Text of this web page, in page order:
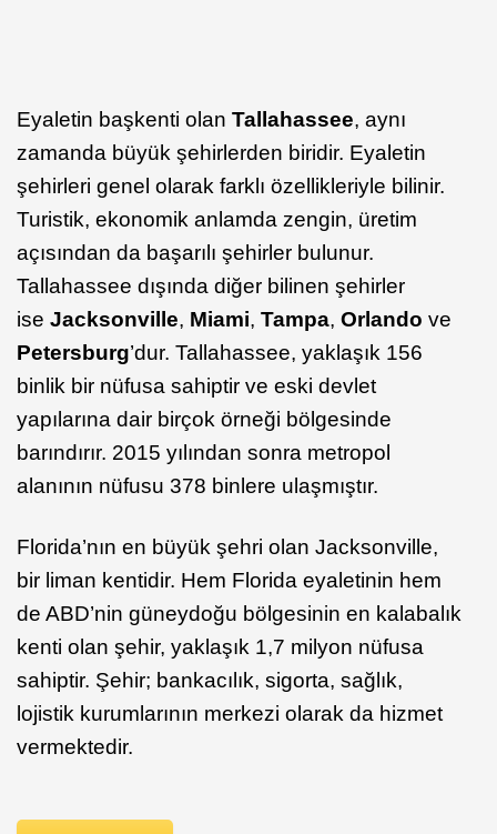
Eyaletin başkenti olan Tallahassee, aynı
zamanda büyük şehirlerden biridir. Eyaletin
şehirleri genel olarak farklı özellikleriyle bilinir.
Turistik, ekonomik anlamda zengin, üretim
açısından da başarılı şehirler bulunur.
Tallahassee dışında diğer bilinen şehirler
ise Jacksonville, Miami, Tampa, Orlando ve
Petersburg’dur. Tallahassee, yaklaşık 156
binlik bir nüfusa sahiptir ve eski devlet
yapılarına dair birçok örneği bölgesinde
barındırır. 2015 yılından sonra metropol
alanının nüfusu 378 binlere ulaşmıştır.
Florida’nın en büyük şehri olan Jacksonville,
bir liman kentidir. Hem Florida eyaletinin hem
de ABD’nin güneydoğu bölgesinin en kalabalık
kenti olan şehir, yaklaşık 1,7 milyon nüfusa
sahiptir. Şehir; bankacılık, sigorta, sağlık,
lojistik kurumlarının merkezi olarak da hizmet
vermektedir.